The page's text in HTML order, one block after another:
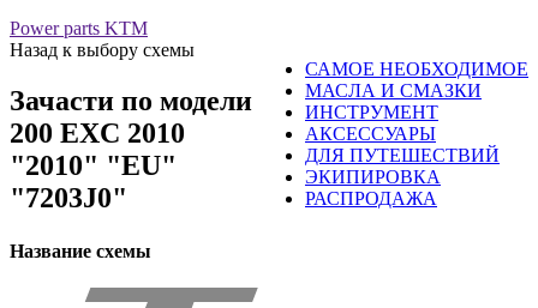
Power parts KTM
САМОЕ НЕОБХОДИМОЕ
МАСЛА И СМАЗКИ
ИНСТРУМЕНТ
АКСЕССУАРЫ
ДЛЯ ПУТЕШЕСТВИЙ
ЭКИПИРОВКА
РАСПРОДАЖА
Назад к выбору схемы
Зачасти по модели
200 EXC 2010
"2010" "EU"
"7203J0"
Название схемы